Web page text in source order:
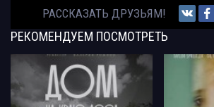
РАССКАЗАТЬ ДРУЗЬЯМ!
РЕКОМЕНДУЕМ ПОСМОТРЕТЬ